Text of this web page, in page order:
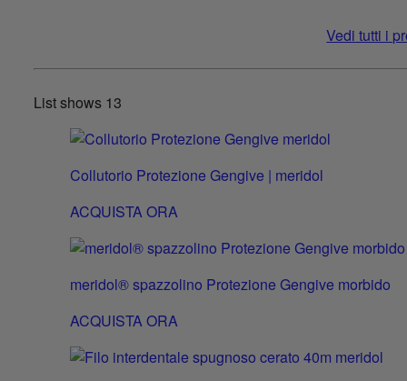
Vedi tutti i
List shows 13
Collutorio Protezione Gengive | meridol
ACQUISTA ORA
meridol® spazzolino Protezione Gengive morbido
ACQUISTA ORA